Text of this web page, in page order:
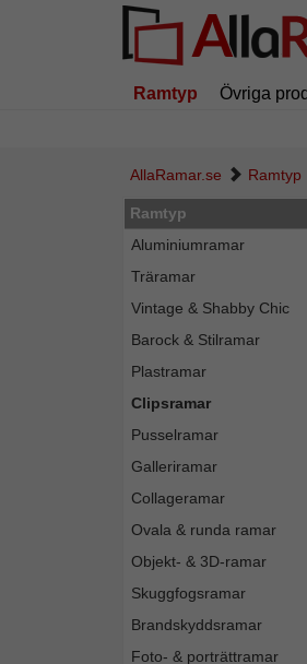
Ramtyp Övriga
AllaRamar.se Ramtyp
Ramtyp
Aluminiumramar
Träramar
Vintage & Shabby Chic
Barock & Stilramar
Plastramar
Clipsramar
Pusselramar
Galleriramar
Collageramar
Ovala & runda ramar
Objekt- & 3D-ramar
Skuggfogsramar
Brandskyddsramar
Foto- & porträttramar